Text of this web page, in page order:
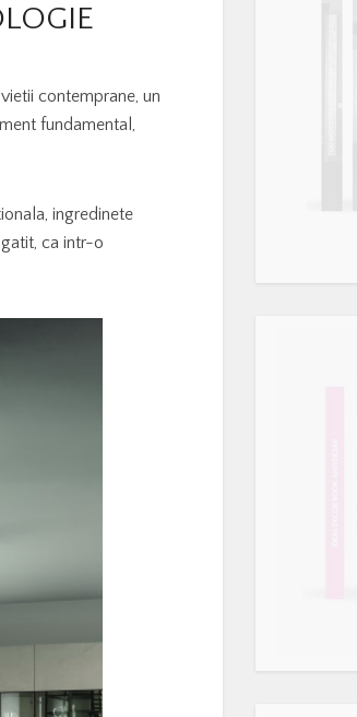
contemprane, un
fundamental,
ingredinete
ca intr-o